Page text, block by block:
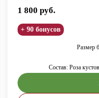
1 800 руб.
+ 90 бонусов
Размер
Состав: Роза